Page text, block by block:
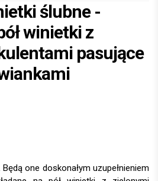
ślubne -
winietki z
pasujące
one doskonałym uzupełnieniem